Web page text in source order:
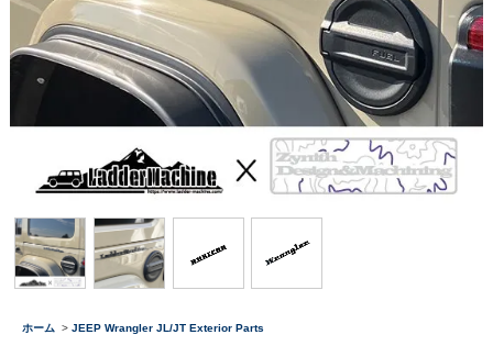
ホーム > JEEP Wrangler JL/JT Exterior Parts